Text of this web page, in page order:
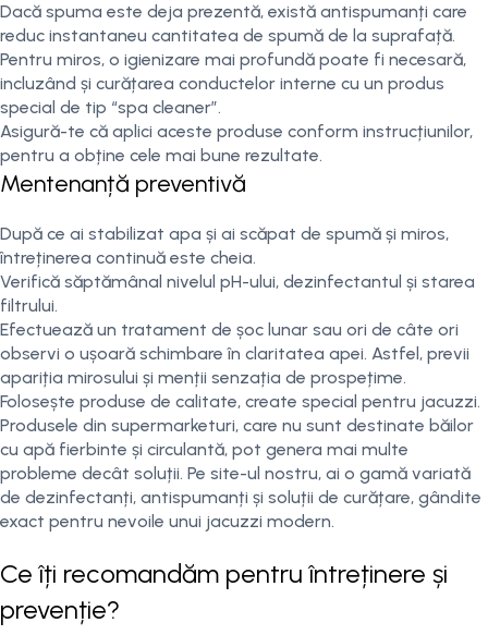
Dacă spuma este deja prezentă, există antispumanți care
reduc instantaneu cantitatea de spumă de la suprafață.
Pentru miros, o igienizare mai profundă poate fi necesară,
incluzând și curățarea conductelor interne cu un produs
special de tip “spa cleaner”.
Asigură-te că aplici aceste produse conform instrucțiunilor,
pentru a obține cele mai bune rezultate.
Mentenanță preventivă
După ce ai stabilizat apa și ai scăpat de spumă și miros,
întreținerea continuă este cheia.
Verifică săptămânal nivelul pH-ului, dezinfectantul și starea
filtrului.
Efectuează un tratament de șoc lunar sau ori de câte ori
observi o ușoară schimbare în claritatea apei. Astfel, previi
apariția mirosului și menții senzația de prospețime.
Folosește produse de calitate, create special pentru jacuzzi.
Produsele din supermarketuri, care nu sunt destinate băilor
cu apă fierbinte și circulantă, pot genera mai multe
probleme decât soluții. Pe site-ul nostru, ai o gamă variată
de dezinfectanți, antispumanți și soluții de curățare, gândite
exact pentru nevoile unui jacuzzi modern.
Ce îți recomandăm pentru întreținere și
prevenție?